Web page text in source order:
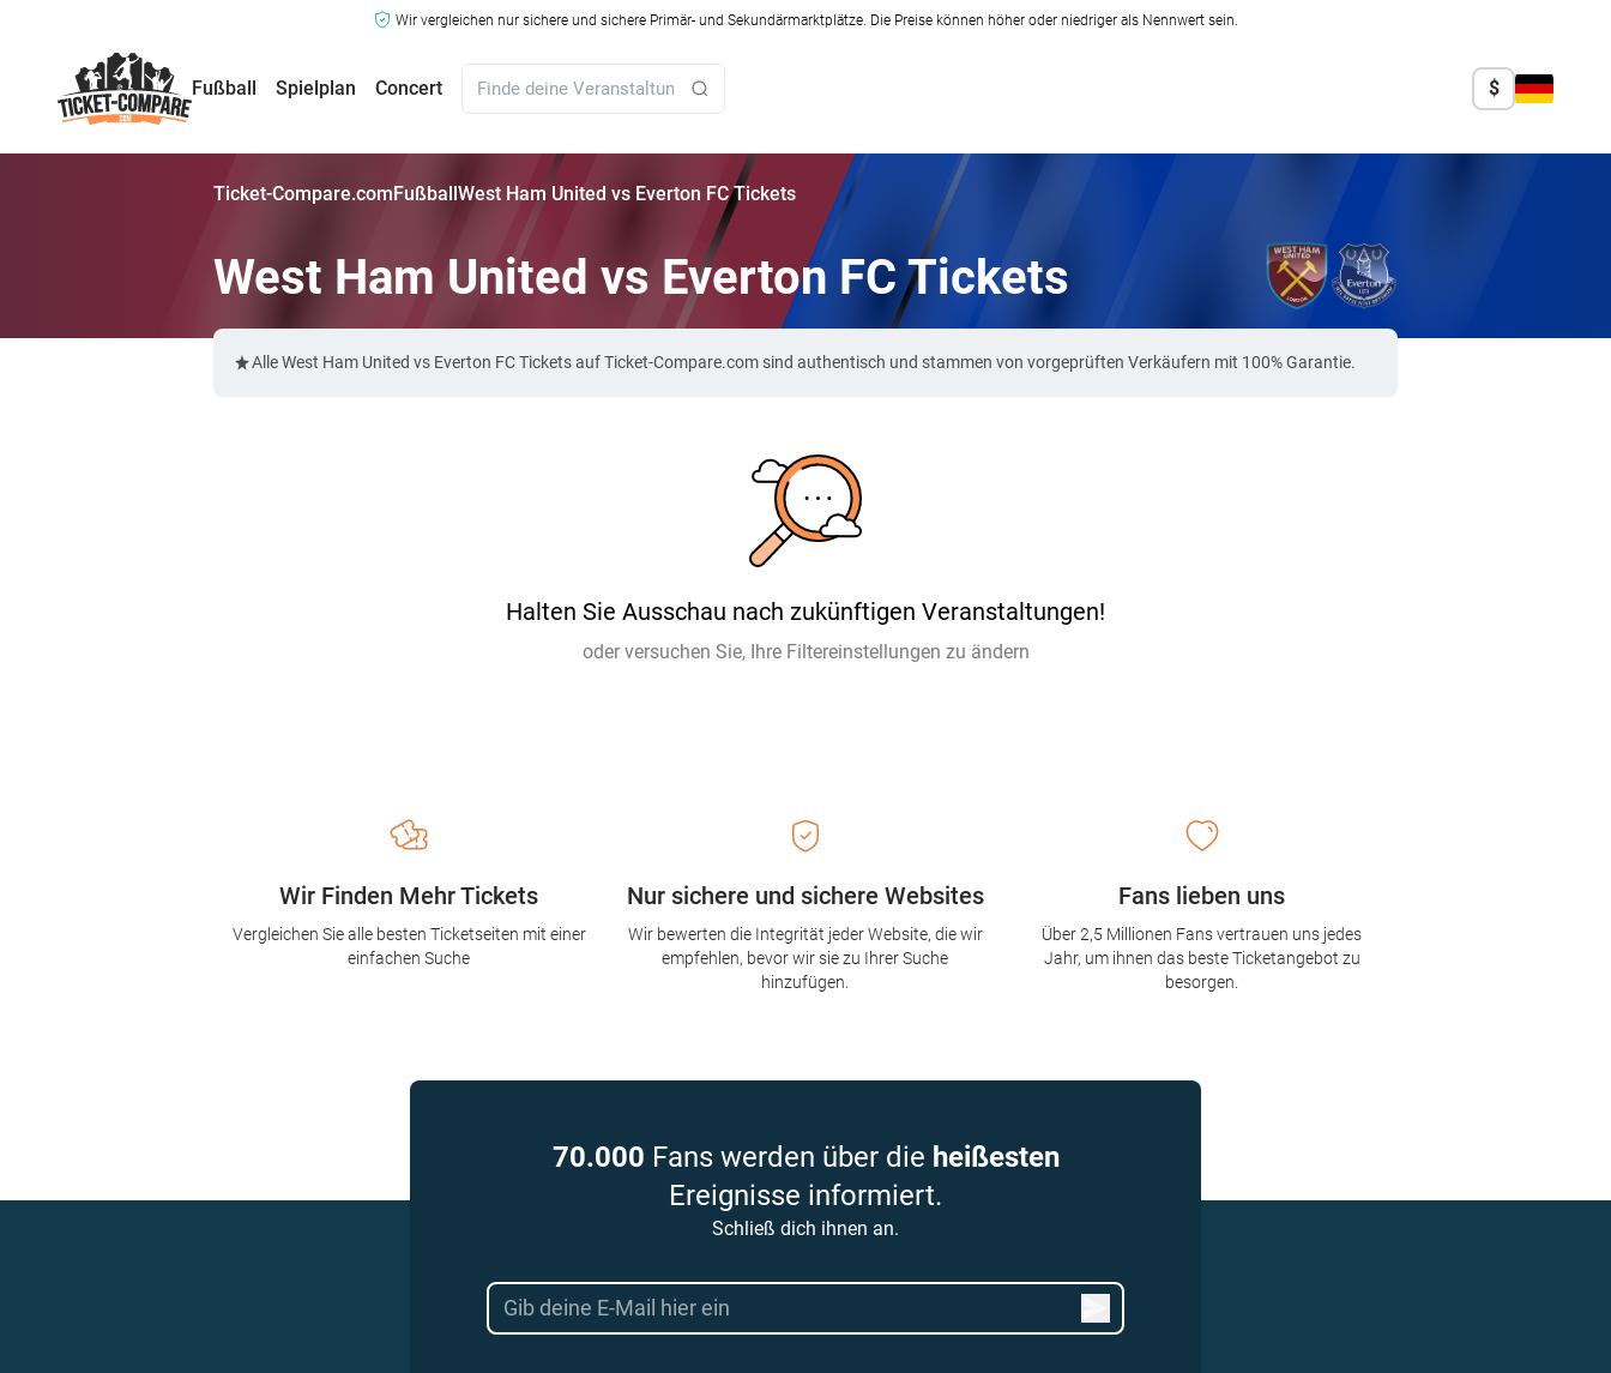
Wir vergleichen nur sichere und sichere Primär- und Sekundärmarktplätze. Die Preise können höher oder niedriger als Nennwert sein.
Fußball Spielplan Concert $
Ticket-Compare.comFußballWest Ham United vs Everton FC Tickets
West Ham United vs Everton FC Tickets
Alle West Ham United vs Everton FC Tickets auf Ticket-Compare.com sind authentisch und stammen von vorgeprüften Verkäufern mit 100% Garantie.
Halten Sie Ausschau nach zukünftigen Veranstaltungen!
oder versuchen Sie, Ihre Filtereinstellungen zu ändern
Nur sichere und sichere Websites
Wir bewerten die Integrität jeder Website, die wir
empfehlen, bevor wir sie zu Ihrer Suche
hinzufügen.
Wir Finden Mehr Tickets
Vergleichen Sie alle besten Ticketseiten mit einer
einfachen Suche
Fans lieben uns
Über 2,5 Millionen Fans vertrauen uns jedes
Jahr, um ihnen das beste Ticketangebot zu
besorgen.
70.000 Fans werden über die heißesten
Ereignisse informiert.
Schließ dich ihnen an.